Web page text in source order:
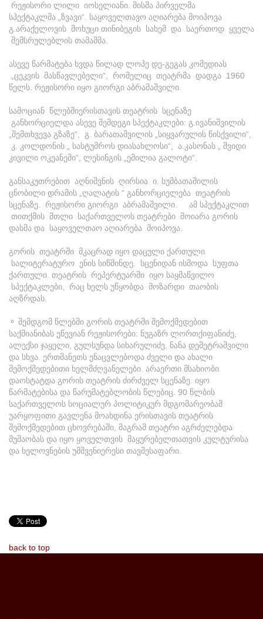
რეჟისორი ლილი იოსელიანი. მისმა პირველმა
სპექტაკლმა „ზვავი“. საყოველთავო აღიარება მოიპოვა
გ.არაქელოვის მოხუცი თინიბეგის სახემ და საერთოდ ყველა
შემსრულებლის თამაშმა.
ასევე წარმატება ხვდა წილად ლოპე დე-გეგას კომედიას
„ცეკვის მასწავლებელი“, რომელიც თეატრმა დადგა 1960
წელს. რეჟისორი იყო გიორგი აბრამაშვილი.
სამოციან წლებშიერისთავის თეატრის სცენაზე
განხორციელდა ასევე შემდეგი სპექტაკლები: გ.ივანიშვილის
„შემთხვევა გზაზე“, გ. ბარათაშვილის „სიყვარულის წისქვილი“,
კ. კოლდონის „ სასტუმროს დიასახლოსი“, ა.კასონას „ შვიდი
კივილი ოკეანეში“, ლესინგის „ემილია გალოტი“.
განსაკუთრებით აღნიშვნის ღირსია ი. სუმბათაშილის
ცნობილი დრამის „ღალატის “ განხორციელება თეატრის
სცენაზე. რეჟისორი გიორგი აბრამაშვილი. ამ სპექტაკლით
თითქმის მთლი საქართველოს თეატრები მოიარა გორის
დასმა და საყოველთაო აღიარება მოიპოვა.
გორის თეატრში მკაცრად იყო დაცული ქართული
სალიტერატურო ენის სიწმინდე. სცენიდან ისმოდა სუფთა
ქართული. თეატრის რეპერტუარში იყო საყმაწვილო
სპექტაკლები, რაც ხელს უწყობდა მოზარდი თაობის
აღზრდას.
⚬ შემდგომ წლებში გორის თეატრში შემოქმედებით
საქმიანიბას ეწევიან რეჟისორები: ნუგაზრ ლორთქიფანიძე,
ალექსი ჯაყელი, გულსუნდა სიხარულიძე, ნანა დემეტრაშვილი
და სხვა. ერთმანეთს ენაცვლებოდა ძველი და ახალი
შემოქმედებითი ხელმძღვანელები. არაერთი მსახიობი
დაოსტატდა გორის თეატრის ძირძველ სცენაზე. იყო
წარმატებისა და წარუმატებლობის წლებიც. 90 წლბის
საქართველოს სოციალურ პოლიტიკურ მდგომარეობამ
უარყოფითი გავლენა მოახდინა ერისთავის თეატრის
შემოქმედებით ცხოვრებაში, მაგრამ თეატრი აგრძელებდა
მუშაობას და იყო ყოველთვის მაყურებელთათვის კულტურისა
და ხელოვნების უმშვენიერესი თავშესაფარი.
back to top